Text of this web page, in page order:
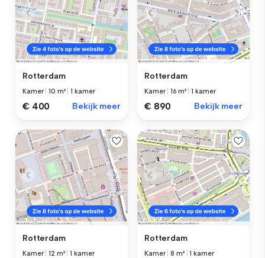
Rotterdam
Kamer |10 m² |1 kamer
€ 400 Bekijk meer
Rotterdam
Kamer |16 m² |1 kamer
€ 890 Bekijk meer
Rotterdam
Kamer |12 m² |1 kamer
Rotterdam
Kamer |8 m² |1 kamer